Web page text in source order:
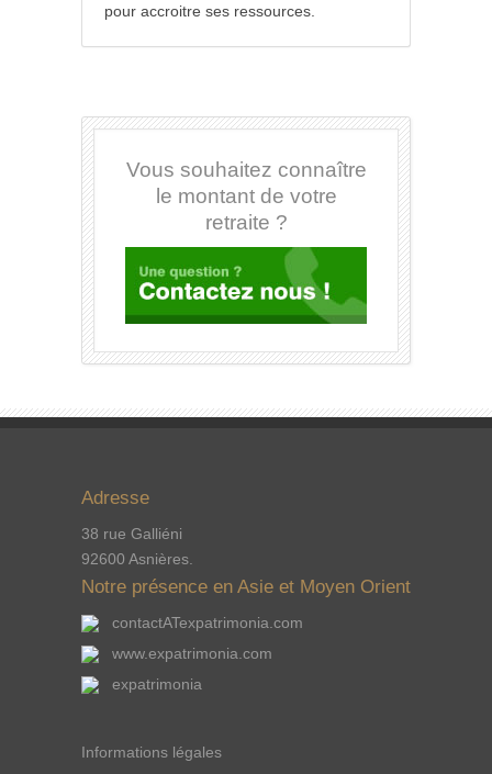
pour accroitre ses ressources.
Vous souhaitez connaître
le montant de votre
retraite ?
Adresse
38 rue Galliéni
92600 Asnières.
Notre présence en Asie et Moyen Orient
contactATexpatrimonia.com
www.expatrimonia.com
expatrimonia
Informations légales